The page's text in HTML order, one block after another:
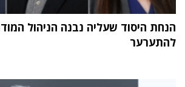
הנחת היסוד שעליה נבנה הניהול
להתערער